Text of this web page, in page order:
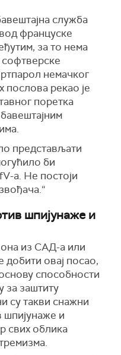
служба
француске
за то нема
немачког
послова рекао је
поретка
представљати
би
а. Не постоји
шпијунаже и
она из САД-а или
добити овај посао,
способности
за заштиту
су такви снажни
шпијунаже и
свих облика